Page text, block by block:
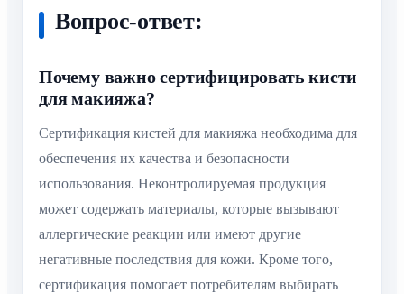
Вопрос-ответ:
Почему важно сертифицировать кисти
для макияжа?
Сертификация кистей для макияжа необходима для
обеспечения их качества и безопасности
использования. Неконтролируемая продукция
может содержать материалы, которые вызывают
аллергические реакции или имеют другие
негативные последствия для кожи. Кроме того,
сертификация помогает потребителям выбирать